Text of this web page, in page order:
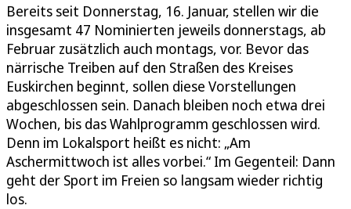
Bereits seit Donnerstag, 16. Januar, stellen wir die
insgesamt 47 Nominierten jeweils donnerstags, ab
Februar zusätzlich auch montags, vor. Bevor das
närrische Treiben auf den Straßen des Kreises
Euskirchen beginnt, sollen diese Vorstellungen
abgeschlossen sein. Danach bleiben noch etwa drei
Wochen, bis das Wahlprogramm geschlossen wird.
Denn im Lokalsport heißt es nicht: „Am
Aschermittwoch ist alles vorbei.“ Im Gegenteil: Dann
geht der Sport im Freien so langsam wieder richtig
los.